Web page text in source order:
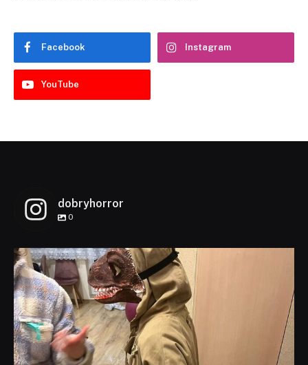
Facebook Instagram
YouTube
dobryhorror
0
dobryhorror
Lis 1